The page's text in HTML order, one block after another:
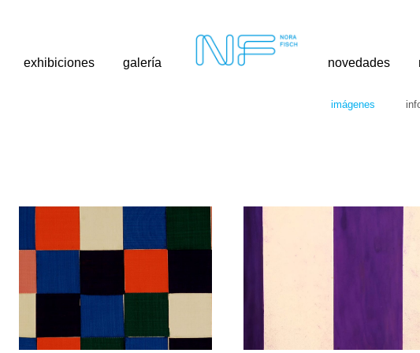
exhibiciones galería novedades
imágenes